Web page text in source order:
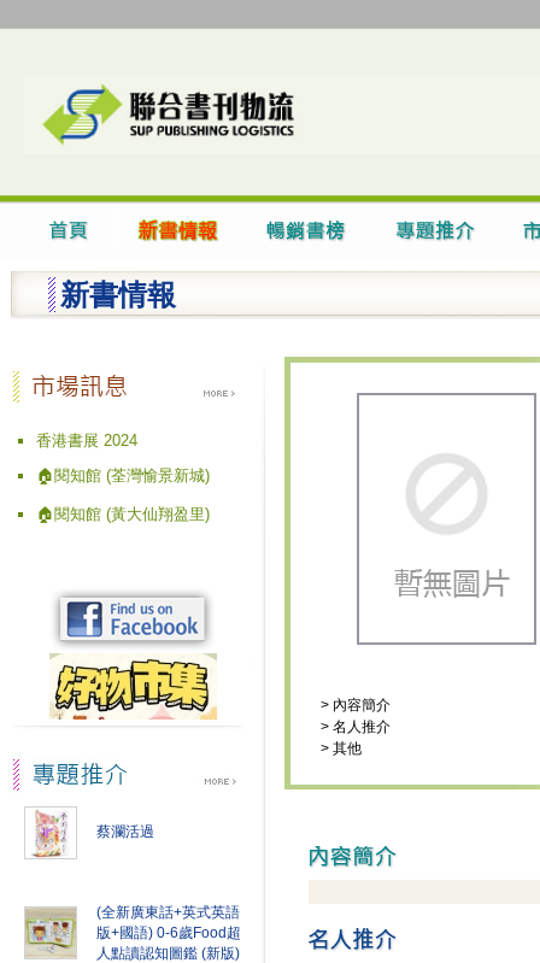
新書情報
香港書展 2024
🏠閱知館 (荃灣愉景新城)
🏠閱知館 (黃大仙翔盈里)
蔡瀾活過
(全新廣東話+英式英語
版+國語) 0-6歲Food超
人點讀認知圖鑑 (新版)
> 內容簡介
> 名人推介
> 其他